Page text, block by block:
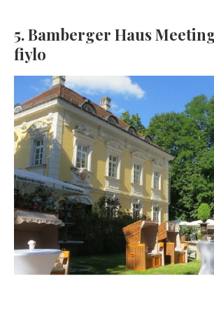
5. Bamberger Haus
fiylo